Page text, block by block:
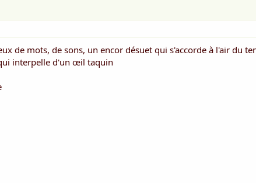
de mots, de sons, un encor désuet qui s'accorde à l'air du
interpelle d'un œil taquin